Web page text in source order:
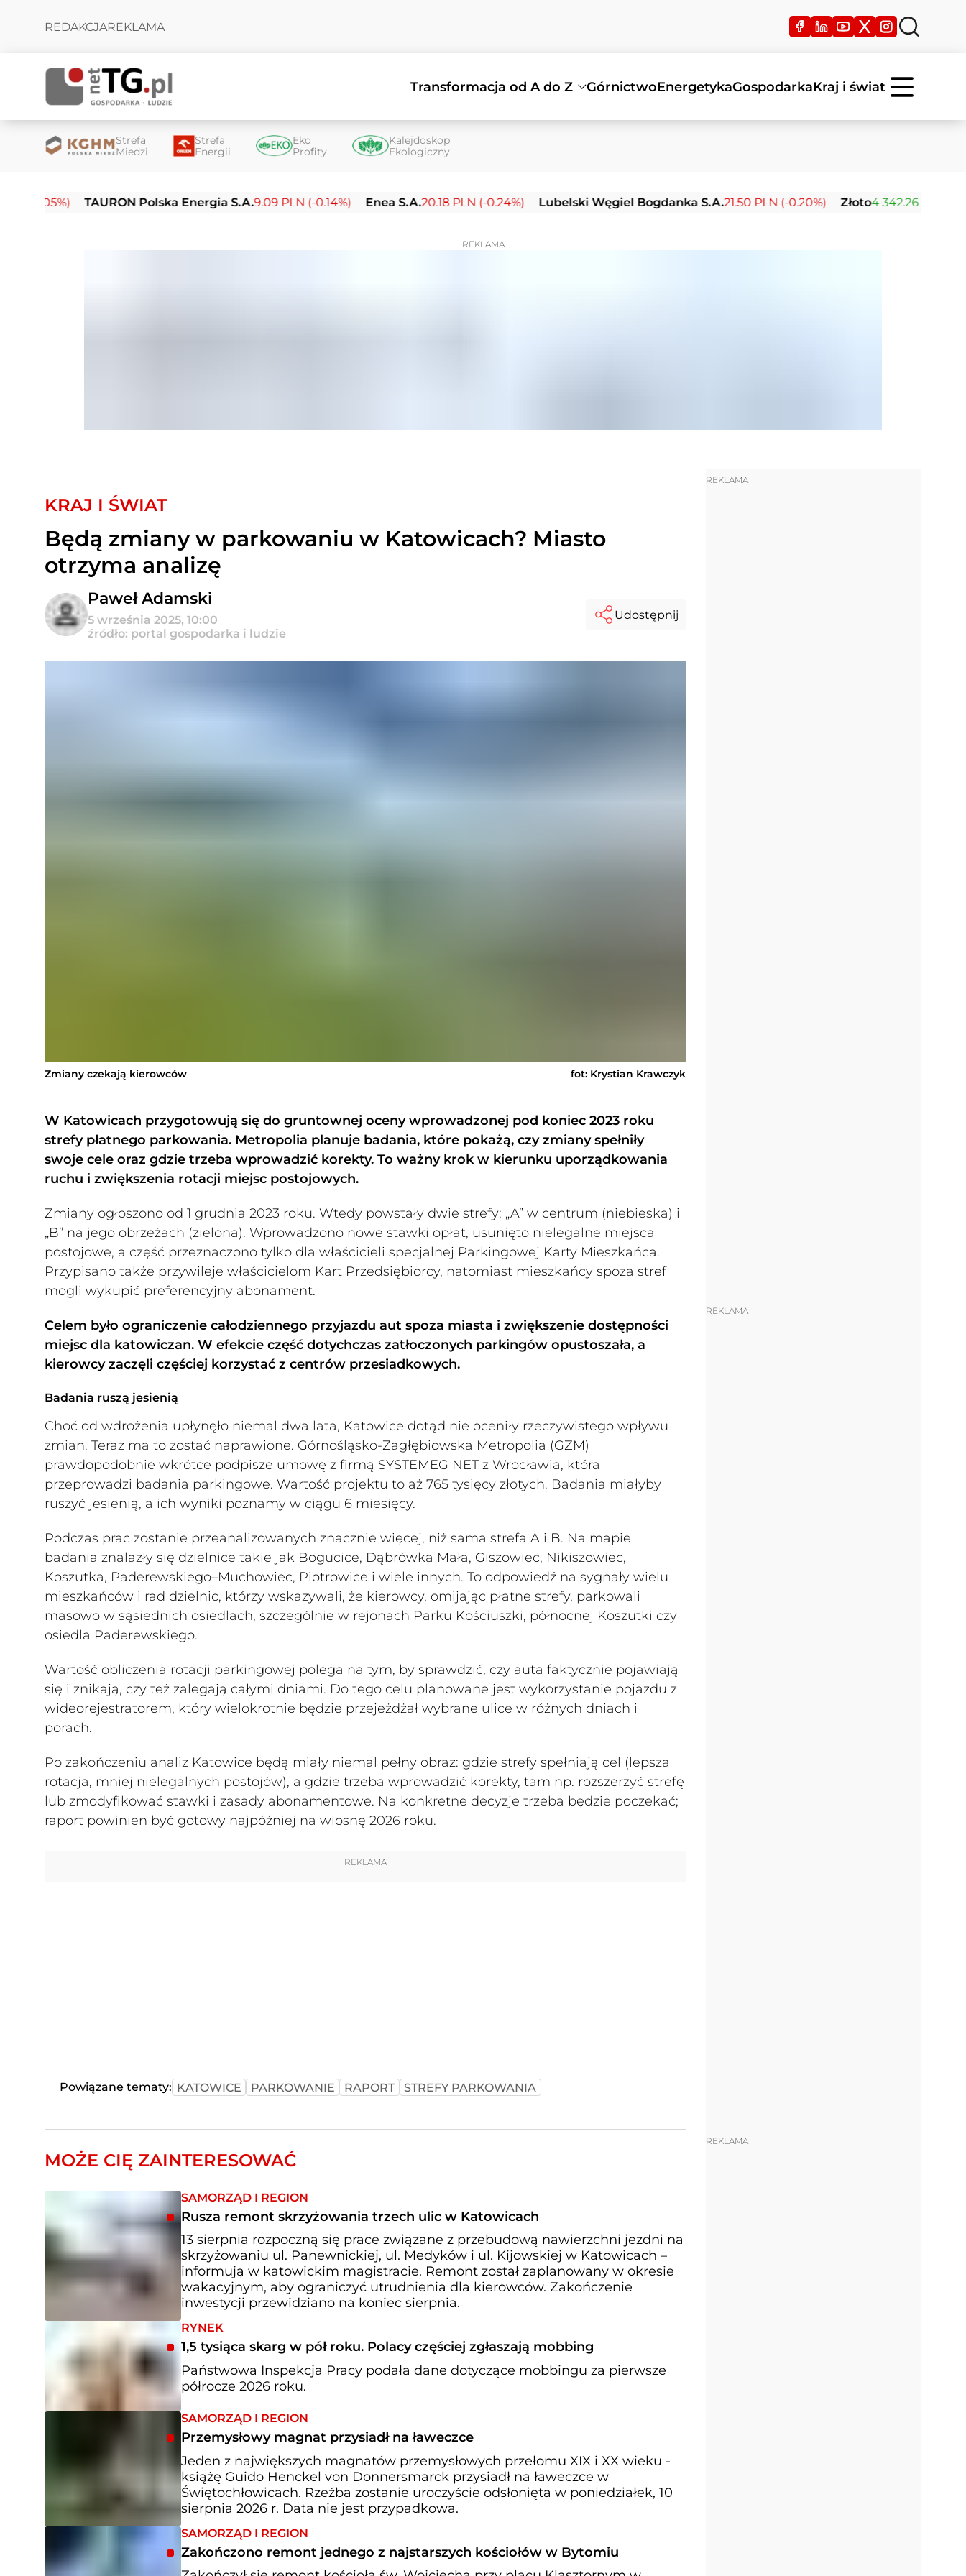
REDAKCJAREKLAMA
Transformacja od A do Z GórnictwoEnergetykaGospodarkaKraj i świat
Strefa
Miedzi
Strefa
Energii
Eko
Profity
Kalejdoskop
Ekologiczny
TAURON Polska Energia S.A.9.09 PLN (-0.14%) Enea S.A.20.18 PLN (-0.24%) Lubelski Węgiel Bogdanka S.A.21.50 PLN (-0.20%) Złoto4 342.26 USD (0.00%)
REKLAMA
KRAJ I ŚWIAT
Będą zmiany w parkowaniu w Katowicach? Miasto
otrzyma analizę
Paweł Adamski
5 września 2025, 10:00
źródło: portal gospodarka i ludzie
Udostępnij
Zmiany czekają kierowców fot: Krystian Krawczyk
W Katowicach przygotowują się do gruntownej oceny wprowadzonej pod koniec 2023 roku
strefy płatnego parkowania. Metropolia planuje badania, które pokażą, czy zmiany spełniły
swoje cele oraz gdzie trzeba wprowadzić korekty. To ważny krok w kierunku uporządkowania
ruchu i zwiększenia rotacji miejsc postojowych.
Zmiany ogłoszono od 1 grudnia 2023 roku. Wtedy powstały dwie strefy: „A” w centrum (niebieska) i
„B” na jego obrzeżach (zielona). Wprowadzono nowe stawki opłat, usunięto nielegalne miejsca
postojowe, a część przeznaczono tylko dla właścicieli specjalnej Parkingowej Karty Mieszkańca.
Przypisano także przywileje właścicielom Kart Przedsiębiorcy, natomiast mieszkańcy spoza stref
mogli wykupić preferencyjny abonament.
Celem było ograniczenie całodziennego przyjazdu aut spoza miasta i zwiększenie dostępności
miejsc dla katowiczan. W efekcie część dotychczas zatłoczonych parkingów opustoszała, a
kierowcy zaczęli częściej korzystać z centrów przesiadkowych.
Badania ruszą jesienią
Choć od wdrożenia upłynęło niemal dwa lata, Katowice dotąd nie oceniły rzeczywistego wpływu
zmian. Teraz ma to zostać naprawione. Górnośląsko-Zagłębiowska Metropolia (GZM)
prawdopodobnie wkrótce podpisze umowę z firmą SYSTEMEG NET z Wrocławia, która
przeprowadzi badania parkingowe. Wartość projektu to aż 765 tysięcy złotych. Badania miałyby
ruszyć jesienią, a ich wyniki poznamy w ciągu 6 miesięcy.
Podczas prac zostanie przeanalizowanych znacznie więcej, niż sama strefa A i B. Na mapie
badania znalazły się dzielnice takie jak Bogucice, Dąbrówka Mała, Giszowiec, Nikiszowiec,
Koszutka, Paderewskiego–Muchowiec, Piotrowice i wiele innych. To odpowiedź na sygnały wielu
mieszkańców i rad dzielnic, którzy wskazywali, że kierowcy, omijając płatne strefy, parkowali
masowo w sąsiednich osiedlach, szczególnie w rejonach Parku Kościuszki, północnej Koszutki czy
osiedla Paderewskiego.
Wartość obliczenia rotacji parkingowej polega na tym, by sprawdzić, czy auta faktycznie pojawiają
się i znikają, czy też zalegają całymi dniami. Do tego celu planowane jest wykorzystanie pojazdu z
wideorejestratorem, który wielokrotnie będzie przejeżdżał wybrane ulice w różnych dniach i
porach.
Po zakończeniu analiz Katowice będą miały niemal pełny obraz: gdzie strefy spełniają cel (lepsza
rotacja, mniej nielegalnych postojów), a gdzie trzeba wprowadzić korekty, tam np. rozszerzyć strefę
lub zmodyfikować stawki i zasady abonamentowe. Na konkretne decyzje trzeba będzie poczekać;
raport powinien być gotowy najpóźniej na wiosnę 2026 roku.
REKLAMA
Powiązane tematy: KATOWICE PARKOWANIE RAPORT STREFY PARKOWANIA
REKLAMA
REKLAMA
MOŻE CIĘ ZAINTERESOWAĆ
SAMORZĄD I REGION
Rusza remont skrzyżowania trzech ulic w Katowicach
13 sierpnia rozpoczną się prace związane z przebudową nawierzchni jezdni na
skrzyżowaniu ul. Panewnickiej, ul. Medyków i ul. Kijowskiej w Katowicach –
informują w katowickim magistracie. Remont został zaplanowany w okresie
wakacyjnym, aby ograniczyć utrudnienia dla kierowców. Zakończenie
inwestycji przewidziano na koniec sierpnia.
RYNEK
1,5 tysiąca skarg w pół roku. Polacy częściej zgłaszają mobbing
Państwowa Inspekcja Pracy podała dane dotyczące mobbingu za pierwsze
półrocze 2026 roku.
SAMORZĄD I REGION
Przemysłowy magnat przysiadł na ławeczce
Jeden z największych magnatów przemysłowych przełomu XIX i XX wieku -
książę Guido Henckel von Donnersmarck przysiadł na ławeczce w
Świętochłowicach. Rzeźba zostanie uroczyście odsłonięta w poniedziałek, 10
sierpnia 2026 r. Data nie jest przypadkowa.
SAMORZĄD I REGION
Zakończono remont jednego z najstarszych kościołów w Bytomiu
REKLAMA